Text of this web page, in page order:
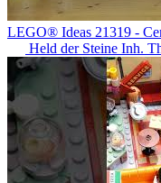
LEGO® Ideas 21319 -
Held der Steine Inh.